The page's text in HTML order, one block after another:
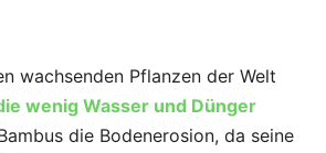
wachsenden Pflanzen der Welt
wenig Wasser und Dünger
die Bodenerosion, da seine